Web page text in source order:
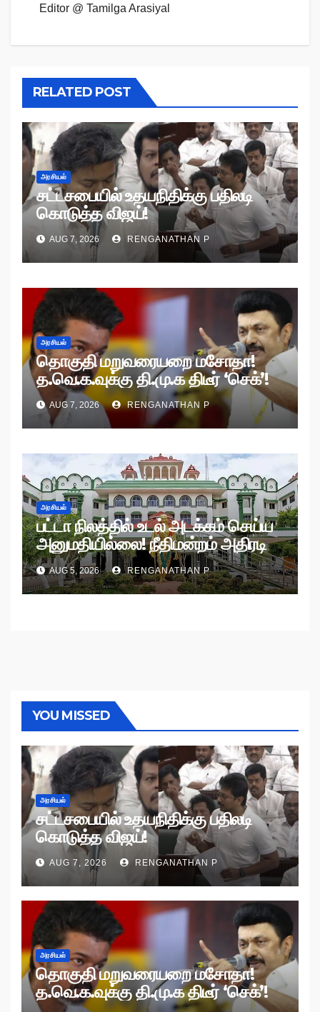
Editor @ Tamilga Arasiyal
RELATED POST
அரசியல்
சட்டசபையில் உதயநிதிக்கு பதிலடி
கொடுத்த விஜய்!
AUG 7, 2026 RENGANATHAN P
அரசியல்
தொகுதி மறுவரையறை மசோதா!
த.வெ.க.வுக்கு தி.மு.க திடீர் ‘செக்’!
AUG 7, 2026 RENGANATHAN P
அரசியல்
பட்டா நிலத்தில் உடல் அடக்கம் செய்ய
அனுமதியில்லை! நீதிமன்றம் அதிரடி
உத்தரவு!
AUG 5, 2026 RENGANATHAN P
YOU MISSED
அரசியல்
சட்டசபையில் உதயநிதிக்கு பதிலடி
கொடுத்த விஜய்!
AUG 7, 2026 RENGANATHAN P
அரசியல்
தொகுதி மறுவரையறை மசோதா!
த.வெ.க.வுக்கு தி.மு.க திடீர் ‘செக்’!